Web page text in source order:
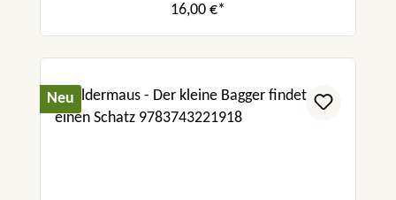
16,00 €*
Neu